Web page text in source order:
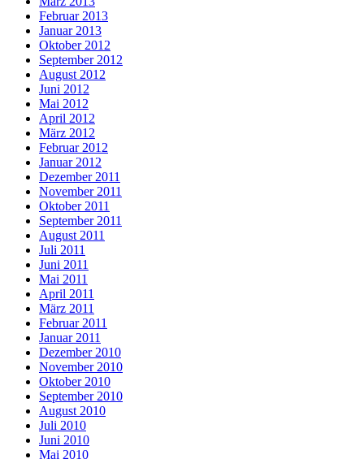
Februar 2013
Januar 2013
Oktober 2012
September 2012
August 2012
Juni 2012
Mai 2012
April 2012
März 2012
Februar 2012
Januar 2012
Dezember 2011
November 2011
Oktober 2011
September 2011
August 2011
Juli 2011
Juni 2011
Mai 2011
April 2011
März 2011
Februar 2011
Januar 2011
Dezember 2010
November 2010
Oktober 2010
September 2010
August 2010
Juli 2010
Juni 2010
Mai 2010